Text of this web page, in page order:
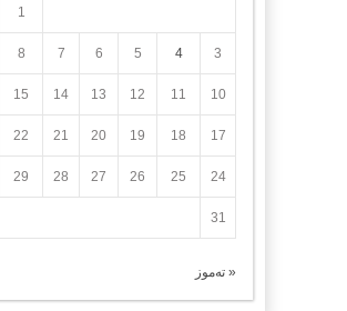
1
3
4
5
6
7
8
10
11
12
13
14
15
17
18
19
20
21
22
24
25
26
27
28
29
31
« تەموز